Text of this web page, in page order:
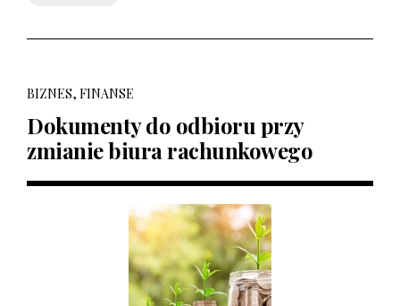
BIZNES, FINANSE
Dokumenty do odbioru przy
zmianie biura rachunkowego